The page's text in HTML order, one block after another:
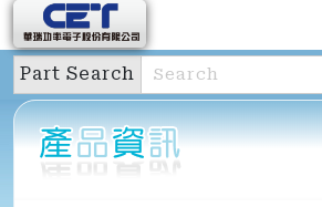
Part Search